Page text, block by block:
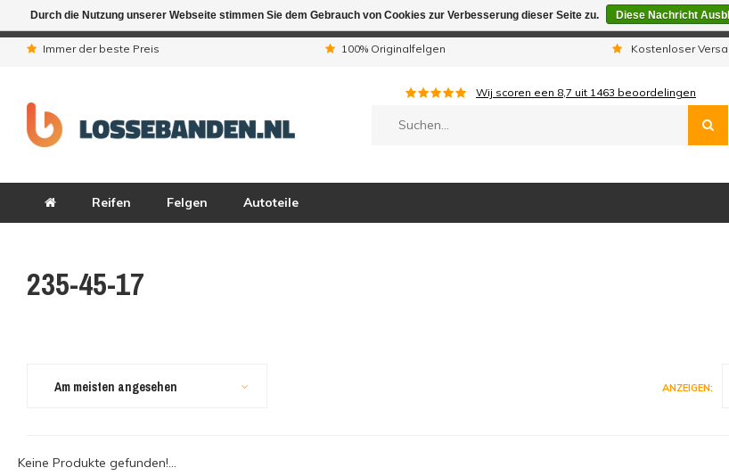
Immer der beste Preis 100% Originalfelgen Kostenloser
Wij scoren een 8,7 uit 1463 beoordelingen
Reifen Felgen Autoteile
235-45-17
Am meisten angesehen ANZEIGEN:
Keine Produkte gefunden!...
Durch die Nutzung unserer Webseite stimmen Sie dem Gebrauch von Cookies zur Verbesserung dieser Seite zu. Diese Nachricht
Aufgrund der Ferientagen sind wir telefonisch nicht erreichbar.